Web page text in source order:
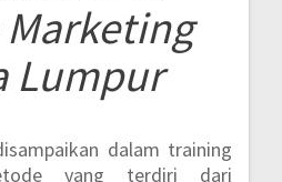
Lumpur
dalam training
yang terdiri dari